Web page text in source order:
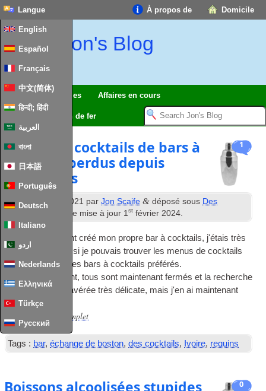
Domicile
À propos de
Langue
English
Español
Français
中文(简体)
हिन्दी; हिंदी
العربية
বাংলা
日本語
Português
Deutsch
Italiano
اردو
Nederlands
Ελληνικά
Türkçe
Русский
Jon's Blog
Voyages rêveries Affaires en cours
modèle de chemin de fer
1
Menus de cocktails de bars à
cocktails perdus depuis
longtemps
Publié12 Mai 2021 parJon Scaife & déposé sous Des
. Dernière mise à jour 1st février 2024.
Ayant récemment créé mon propre bar à cocktails, j'étais très
impatient de voir si je pouvais trouver les menus de cocktails
de certains de mes bars à cocktails préférés.
Malheureusement, tous sont maintenant fermés et la recherche
de menus s'est avérée très délicate, mais j'en ai maintenant
trouvé 2 ...
Lire l'article complet
Tags : bar,échange de boston,des cocktails, Ivoire, requins
0
Boissons alcoolisées stupides